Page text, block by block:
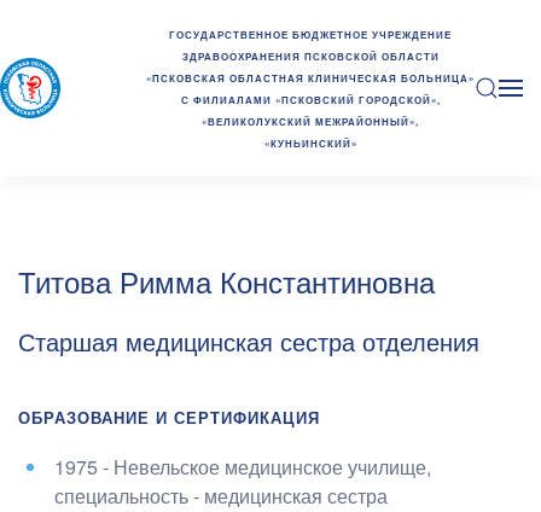
ГОСУДАРСТВЕННОЕ БЮДЖЕТНОЕ УЧРЕЖДЕНИЕ
ЗДРАВООХРАНЕНИЯ ПСКОВСКОЙ ОБЛАСТИ
«ПСКОВСКАЯ ОБЛАСТНАЯ КЛИНИЧЕСКАЯ БОЛЬНИЦА»
С ФИЛИАЛАМИ «ПСКОВСКИЙ ГОРОДСКОЙ»,
«ВЕЛИКОЛУКСКИЙ МЕЖРАЙОННЫЙ»,
«КУНЬИНСКИЙ»
Титова Римма Константиновна
Старшая медицинская сестра отделения
ОБРАЗОВАНИЕ И СЕРТИФИКАЦИЯ
1975 - Невельское медицинское училище,
специальность - медицинская сестра